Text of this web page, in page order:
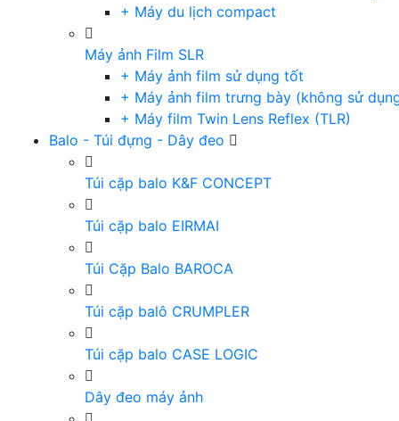
+ Máy du lịch compact
Máy ảnh Film SLR
+ Máy ảnh film sử dụng tốt
+ Máy ảnh film trưng bày (không sử
+ Máy film Twin Lens Reflex (TLR)
Balo - Túi đựng - Dây đeo
Túi cặp balo K&F CONCEPT
Túi cặp balo EIRMAI
Túi Cặp Balo BAROCA
Túi cặp balô CRUMPLER
Túi cặp balo CASE LOGIC
Dây đeo máy ảnh